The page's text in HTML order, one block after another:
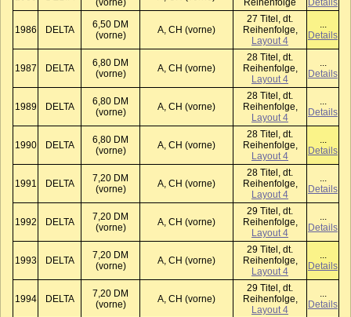
(vorne)
Reihenfolge
Details
1986 DELTA
6,50 DM
(vorne)
A, CH (vorne)
27 Titel, dt.
Reihenfolge,
Layout 4
...
Details
1987 DELTA
6,80 DM
(vorne)
A, CH (vorne)
28 Titel, dt.
Reihenfolge,
Layout 4
...
Details
1989 DELTA
6,80 DM
(vorne)
A, CH (vorne)
28 Titel, dt.
Reihenfolge,
Layout 4
...
Details
1990 DELTA
6,80 DM
(vorne)
A, CH (vorne)
28 Titel, dt.
Reihenfolge,
Layout 4
...
Details
1991 DELTA
7,20 DM
(vorne)
A, CH (vorne)
28 Titel, dt.
Reihenfolge,
Layout 4
...
Details
1992 DELTA
7,20 DM
(vorne)
A, CH (vorne)
29 Titel, dt.
Reihenfolge,
Layout 4
...
Details
1993 DELTA
7,20 DM
(vorne)
A, CH (vorne)
29 Titel, dt.
Reihenfolge,
Layout 4
...
Details
1994 DELTA
7,20 DM
(vorne)
A, CH (vorne)
29 Titel, dt.
Reihenfolge,
Layout 4
...
Details